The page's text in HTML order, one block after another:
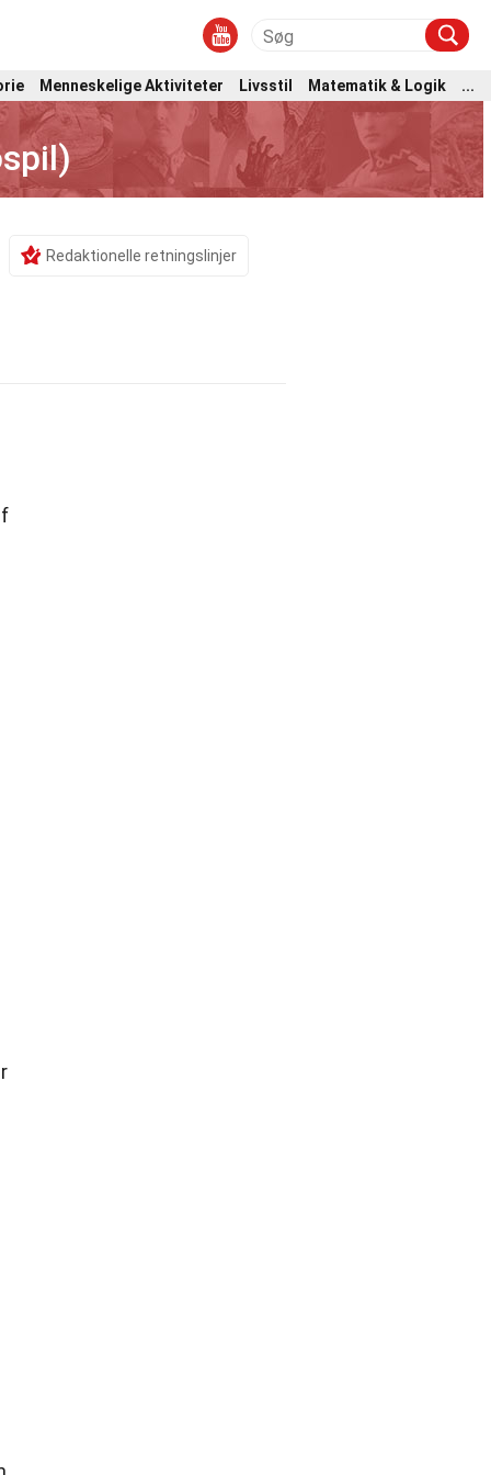
Menneskelige Aktiviteter Livsstil Matematik & Logik ...
Redaktionelle retningslinjer